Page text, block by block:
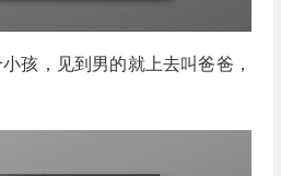
孩，见到男的就上去叫爸爸，